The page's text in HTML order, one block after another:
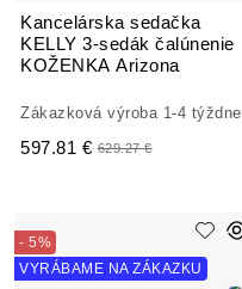
Kancelárska sedačka
KELLY 3-sedák čalúnenie
KOŽENKA Arizona
Zákazková výroba 1-4 týždne
597.81 € 629.27 €
- 5%
VYRÁBAME NA ZÁKAZKU